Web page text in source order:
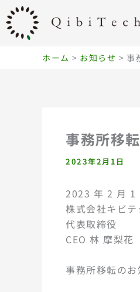
容
ホーム お知らせ 事
事務所移
2023年2月1日
2023 年 2 月 1
株式会社キビテ
代表取締役
CEO 林 摩梨花
事務所移転のお